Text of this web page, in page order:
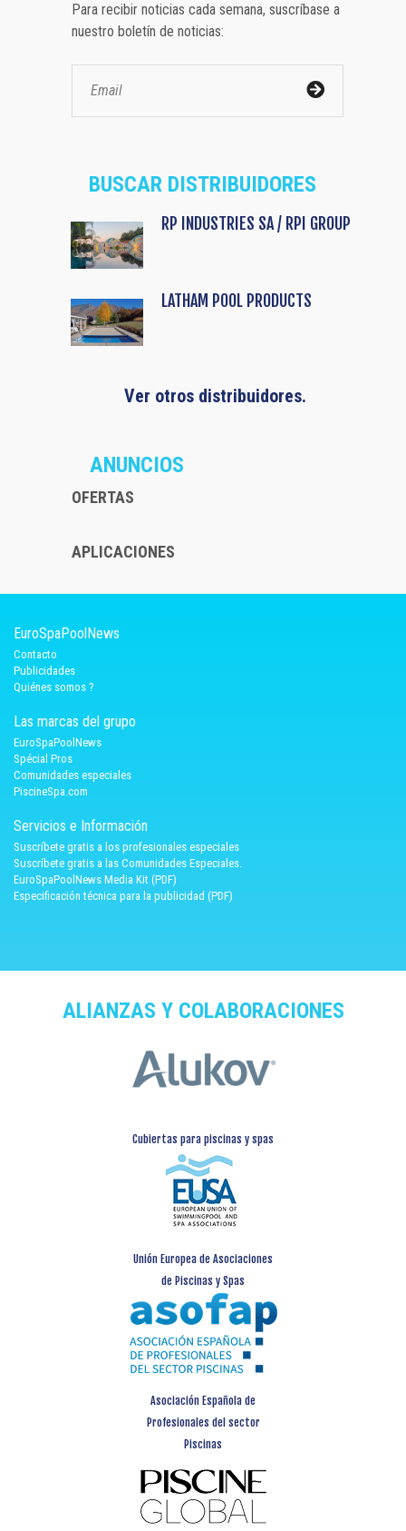
Para recibir noticias cada semana, suscríbase a
nuestro boletín de noticias:
BUSCAR DISTRIBUIDORES
RP INDUSTRIES SA / RPI GROUP
LATHAM POOL PRODUCTS
Ver otros distribuidores.
ANUNCIOS
OFERTAS
APLICACIONES
EuroSpaPoolNews
Contacto
Publicidades
Quiénes somos ?
Las marcas del grupo
EuroSpaPoolNews
Spécial Pros
Comunidades especiales
PiscineSpa.com
Servicios e Información
Suscríbete gratis a los profesionales especiales
Suscríbete gratis a las Comunidades Especiales.
EuroSpaPoolNews Media Kit (PDF)
Especificación técnica para la publicidad (PDF)
ALIANZAS Y COLABORACIONES
Cubiertas para piscinas y spas
Unión Europea de Asociaciones
de Piscinas y Spas
Asociación Española de
Profesionales del sector
Piscinas